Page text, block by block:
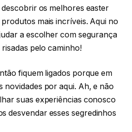
os melhores easter
mais incríveis. Aqui no
a escolher com segurança
pelo caminho!
fiquem ligados porque em
novidades por aqui. Ah, e não
suas experiências conosco
desvendar esses segredinhos